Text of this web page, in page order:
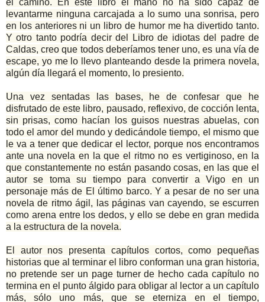
el camino. En este libro el maño no ha sido capaz de
levantarme ninguna carcajada a lo sumo una sonrisa, pero
en los anteriores ni un libro de humor me ha divertido tanto.
Y otro tanto podría decir del Libro de idiotas del padre de
Caldas, creo que todos deberíamos tener uno, es una vía de
escape, yo me lo llevo planteando desde la primera novela,
algún día llegará el momento, lo presiento.
Una vez sentadas las bases, he de confesar que he
disfrutado de este libro, pausado, reflexivo, de cocción lenta,
sin prisas, como hacían los guisos nuestras abuelas, con
todo el amor del mundo y dedicándole tiempo, el mismo que
le va a tener que dedicar el lector, porque nos encontramos
ante una novela en la que el ritmo no es vertiginoso, en la
que constantemente no están pasando cosas, en las que el
autor se toma su tiempo para convertir a Vigo en un
personaje más de El último barco. Y a pesar de no ser una
novela de ritmo ágil, las páginas van cayendo, se escurren
como arena entre los dedos, y ello se debe en gran medida
a la estructura de la novela.
El autor nos presenta capítulos cortos, como pequeñas
historias que al terminar el libro conforman una gran historia,
no pretende ser un page turner de hecho cada capítulo no
termina en el punto álgido para obligar al lector a un capítulo
más, sólo uno más, que se eterniza en el tiempo,